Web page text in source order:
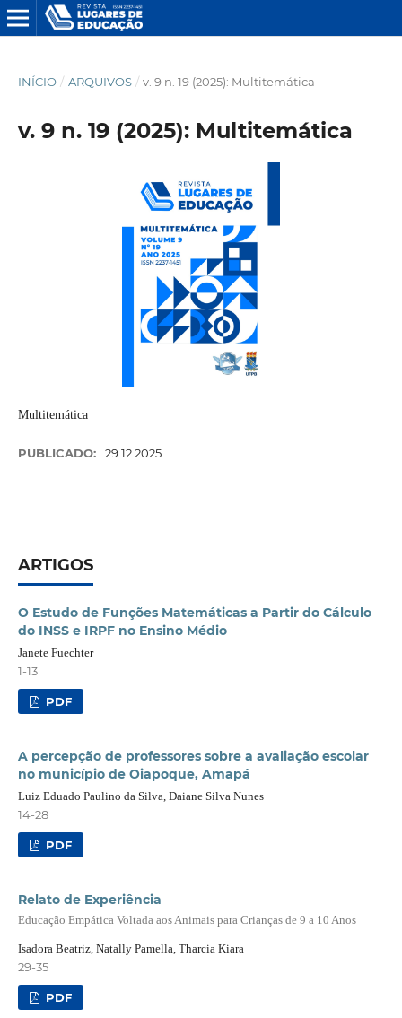
INÍCIO / ARQUIVOS / v. 9 n. 19 (2025): Multitemática
v. 9 n. 19 (2025): Multitemática
Multitemática
PUBLICADO: 29.12.2025
ARTIGOS
O Estudo de Funções Matemáticas a Partir do Cálculo
do INSS e IRPF no Ensino Médio
Janete Fuechter
1-13
PDF
A percepção de professores sobre a avaliação escolar
no município de Oiapoque, Amapá
Luiz Eduado Paulino da Silva, Daiane Silva Nunes
14-28
PDF
Relato de Experiência
Educação Empática Voltada aos Animais para Crianças de 9 a 10 Anos
Isadora Beatriz, Natally Pamella, Tharcia Kiara
29-35
PDF